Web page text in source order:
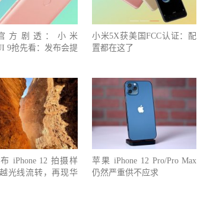
方剧透：小米
9抢先看：发布会提
小米5X获美国FCC认证：配
置都在这了
iPhone 12 拍摄样
光线流转，再现华
苹果 iPhone 12 Pro/Pro Max
仍然严重供不应求